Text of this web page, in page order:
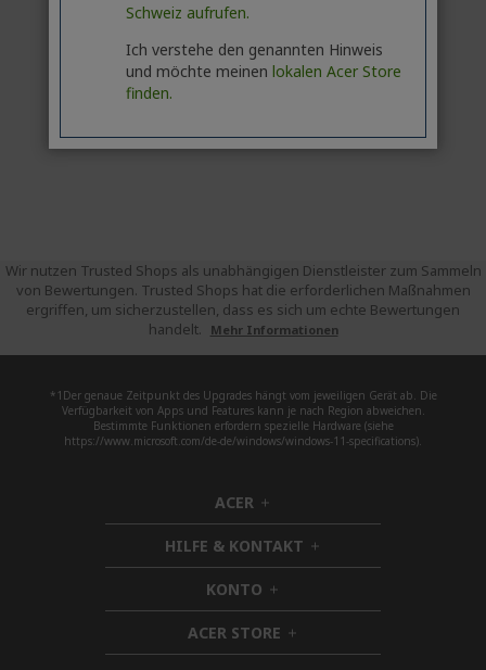
Wir nutzen Trusted Shops als unabhängigen Dienstleister zum Sammeln
von Bewertungen. Trusted Shops hat die erforderlichen Maßnahmen
ergriffen, um sicherzustellen, dass es sich um echte Bewertungen
handelt.
Mehr Informationen
*1Der genaue Zeitpunkt des Upgrades hängt vom jeweiligen Gerät ab. Die
Verfügbarkeit von Apps und Features kann je nach Region abweichen.
Bestimmte Funktionen erfordern spezielle Hardware (siehe
https://www.microsoft.com/de-de/windows/windows-11-specifications).
ACER h
i
d
d
e
n
HILFE & KONTAKT h
i
d
n
KONTO h
i
d
d
ACER STORE h
i
Schweiz aufrufen.
Ich verstehe den genannten Hinweis
und möchte meinen lokalen Acer Store
finden.